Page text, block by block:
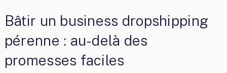
Bâtir un business dropshipping
pérenne : au-delà des
promesses faciles